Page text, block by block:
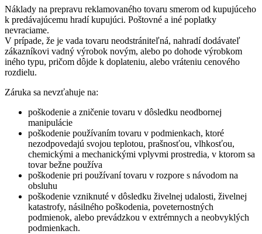
Náklady na prepravu reklamovaného tovaru smerom od kupujúceho
k predávajúcemu hradí kupujúci. Poštovné a iné poplatky
nevraciame.
V prípade, že je vada tovaru neodstrániteľná, nahradí dodávateľ
zákazníkovi vadný výrobok novým, alebo po dohode výrobkom
iného typu, pričom dôjde k doplateniu, alebo vráteniu cenového
rozdielu.
Záruka sa nevzťahuje na:
poškodenie a zničenie tovaru v dôsledku neodbornej
manipulácie
poškodenie používaním tovaru v podmienkach, ktoré
nezodpovedajú svojou teplotou, prašnosťou, vlhkosťou,
chemickými a mechanickými vplyvmi prostredia, v ktorom sa
tovar bežne používa
poškodenie pri používaní tovaru v rozpore s návodom na
obsluhu
poškodenie vzniknuté v dôsledku živelnej udalosti, živelnej
katastrofy, násilného poškodenia, poveternostných
podmienok, alebo prevádzkou v extrémnych a neobvyklých
podmienkach.